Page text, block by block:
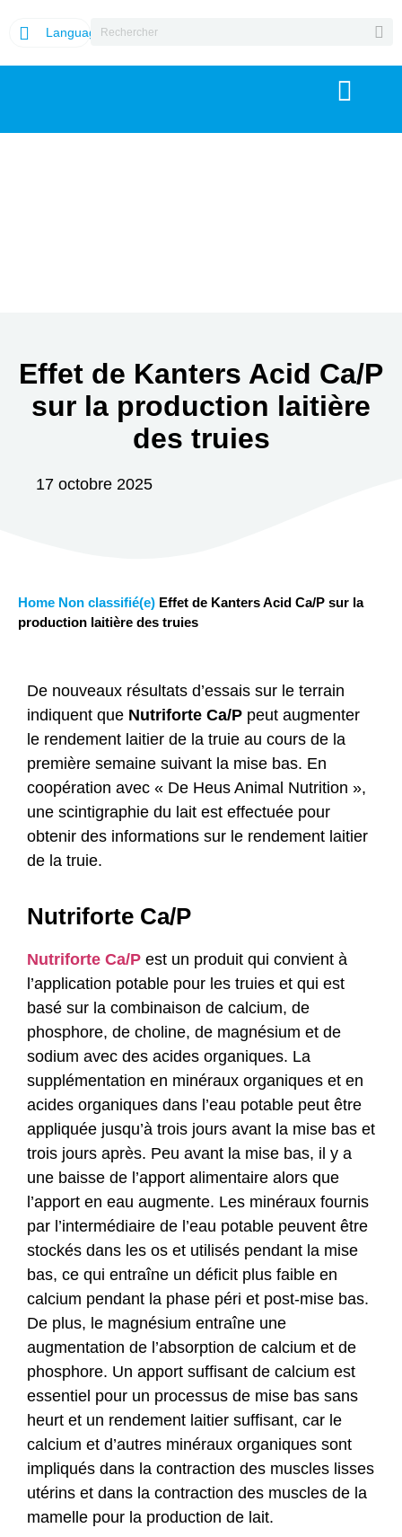
Language
Effet de Kanters Acid Ca/P
sur la production laitière
des truies
17 octobre 2025
Home Non classifié(e) Effet de Kanters Acid Ca/P sur la
production laitière des truies
De nouveaux résultats d’essais sur le terrain
indiquent que Nutriforte Ca/P peut augmenter
le rendement laitier de la truie au cours de la
première semaine suivant la mise bas. En
coopération avec « De Heus Animal Nutrition »,
une scintigraphie du lait est effectuée pour
obtenir des informations sur le rendement laitier
de la truie.
Nutriforte Ca/P
Nutriforte Ca/P est un produit qui convient à
l’application potable pour les truies et qui est
basé sur la combinaison de calcium, de
phosphore, de choline, de magnésium et de
sodium avec des acides organiques. La
supplémentation en minéraux organiques et en
acides organiques dans l’eau potable peut être
appliquée jusqu’à trois jours avant la mise bas et
trois jours après. Peu avant la mise bas, il y a
une baisse de l’apport alimentaire alors que
l’apport en eau augmente. Les minéraux fournis
par l’intermédiaire de l’eau potable peuvent être
stockés dans les os et utilisés pendant la mise
bas, ce qui entraîne un déficit plus faible en
calcium pendant la phase péri et post-mise bas.
De plus, le magnésium entraîne une
augmentation de l’absorption de calcium et de
phosphore. Un apport suffisant de calcium est
essentiel pour un processus de mise bas sans
heurt et un rendement laitier suffisant, car le
calcium et d’autres minéraux organiques sont
impliqués dans la contraction des muscles lisses
utérins et dans la contraction des muscles de la
mamelle pour la production de lait.